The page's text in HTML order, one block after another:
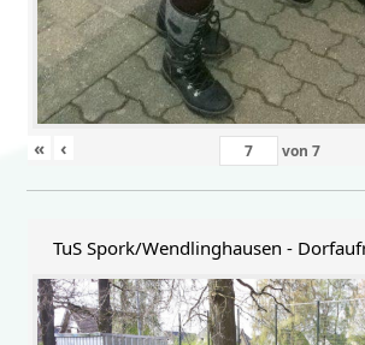
« ‹ von 7
TuS Spork/Wendlinghausen -